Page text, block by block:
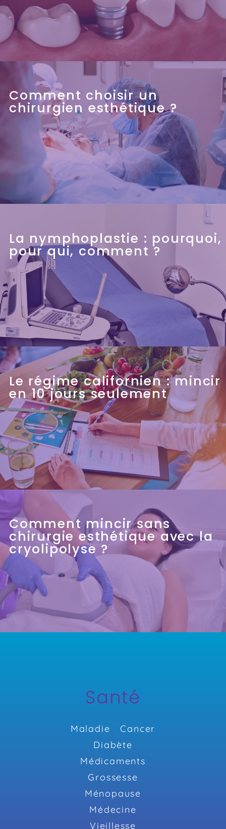
Comment choisir un
chirurgien esthétique ?
La nymphoplastie : pourquoi,
pour qui, comment ?
Le régime californien : mincir
en 10 jours seulement
Comment mincir sans
chirurgie esthétique avec la
cryolipolyse ?
Santé
Maladie
Cancer
Diabète
Médicaments
Grossesse
Ménopause
Médecine
Vieillesse